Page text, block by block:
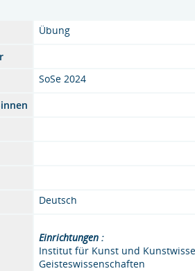
Übung
SoSe 2024
Deutsch
Einrichtungen :
Institut für Kunst und
Geisteswissenschaften